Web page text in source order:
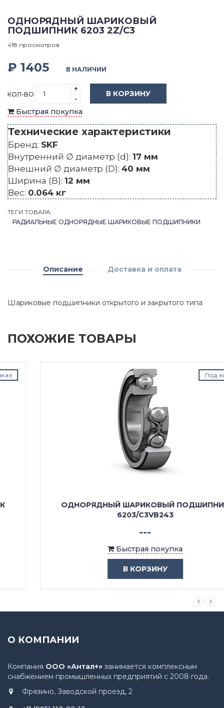
ОДНОРЯДНЫЙ ШАРИКОВЫЙ
ПОДШИПНИК 6203 2Z/C3
418 просмотров
₽ 1405 В НАЛИЧИИ
КОЛ-ВО
+
-
В КОРЗИНУ
Быстрая покупка
Технические характеристики
Бренд: SKF
Внутренний ∅ диаметр (d): 17 мм
Внешний ∅ диаметр (D): 40 мм
Ширина (B): 12 мм
Вес: 0.064 кг
ТЕГИ ТОВАРА:
РАДИАЛЬНЫЕ ОДНОРЯДНЫЕ ШАРИКОВЫЕ ПОДШИПНИКИ
Описание Доставка и оплата
Шариковые подшипники открытого и закрытого типа
ПОХОЖИЕ ТОВАРЫ
ОДНОРЯДНЫЙ ШАРИКОВЫЙ ПОДШИПНИК
6203/C3VB243
Быстрая покупка
В КОРЗИНУ
О КОМПАНИИ
Компания ООО «Антал+» занимается комплексным
снабжением промышленных предприятий с 2008 года.
Фрязино, Заводской проезд, 2